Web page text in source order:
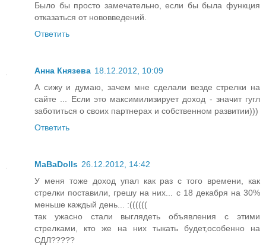
Было бы просто замечательно, если бы была функция
отказаться от нововведений.
Ответить
Анна Князева 18.12.2012, 10:09
А сижу и думаю, зачем мне сделали везде стрелки на
сайте ... Если это максимилизирует доход - значит гугл
заботиться о своих партнерах и собственном развитии)))
Ответить
MaBaDolls 26.12.2012, 14:42
У меня тоже доход упал как раз с того времени, как
стрелки поставили, грешу на них... с 18 декабря на 30%
меньше каждый день... :((((((
так ужасно стали выглядеть объявления с этими
стрелками, кто же на них тыкать будет,особенно на
СДЛ?????